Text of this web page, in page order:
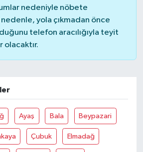
nedeniyle nöbete
yola çıkmadan önce
telefon aracılığıyla teyit
olacaktır.
Ayaş Bala Beypazari
Çubuk Elmadağ